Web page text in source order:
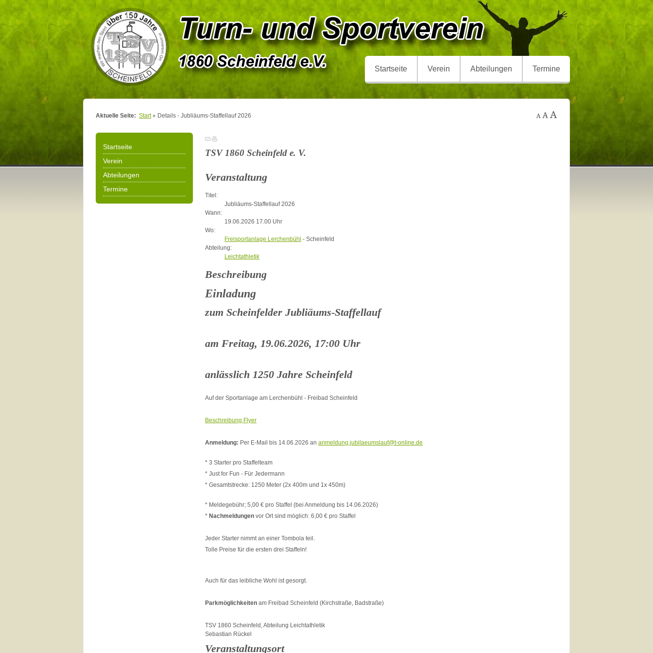
Startseite Verein Abteilungen Termine
Aktuelle Seite: Start Details - Jubliäums-Staffellauf 2026
Startseite
Verein
Abteilungen
Termine
TSV 1860 Scheinfeld e. V.
Veranstaltung
Titel:
Jubliäums-Staffellauf 2026
Wann:
19.06.2026 17.00 Uhr
Wo:
Freisportanlage Lerchenbühl - Scheinfeld
Abteilung:
Leichtathletik
Beschreibung
Einladung
zum Scheinfelder Jubliäums-Staffellauf
am Freitag, 19.06.2026, 17:00 Uhr
anlässlich 1250 Jahre Scheinfeld
Auf der Sportanlage am Lerchenbühl - Freibad Scheinfeld
Beschreibung Flyer
Anmeldung: Per E-Mail bis 14.06.2026 an anmeldung.jubilaeumslauf@t-online.de
* 3 Starter pro Staffelteam
* Just for Fun - Für Jedermann
* Gesamtstrecke: 1250 Meter (2x 400m und 1x 450m)
* Meldegebühr; 5,00 € pro Staffel (bei Anmeldung bis 14.06.2026)
* Nachmeldungen vor Ort sind möglich: 6,00 € pro Staffel
Jeder Starter nimmt an einer Tombola teil.
Tolle Preise für die ersten drei Staffeln!
Auch für das leibliche Wohl ist gesorgt.
Parkmöglichkeiten am Freibad Scheinfeld (Kirchstraße, Badstraße)
TSV 1860 Scheinfeld, Abteilung Leichtathletik
Sebastian Rückel
Veranstaltungsort